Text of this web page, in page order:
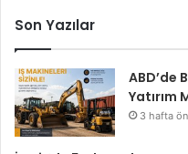
Son Yazılar
ABD’de
Yatırım
3 hafta